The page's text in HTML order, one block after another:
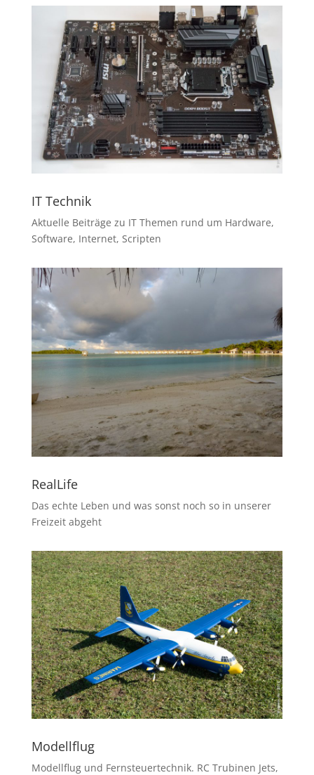
IT Technik
Aktuelle Beiträge zu IT Themen rund um Hardware,
Software, Internet, Scripten
RealLife
Das echte Leben und was sonst noch so in unserer
Freizeit abgeht
Modellflug
Modellflug und Fernsteuertechnik. RC Trubinen Jets,